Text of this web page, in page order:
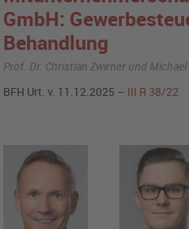
GmbH:
Behandlung
Prof. Dr. Christian Zwirner und
BFH Urt. v. 11.12.2025 – III R 38/22